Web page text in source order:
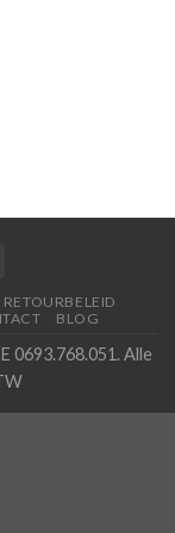
RETOURBELEID
BLOG
0693.768.051. Alle